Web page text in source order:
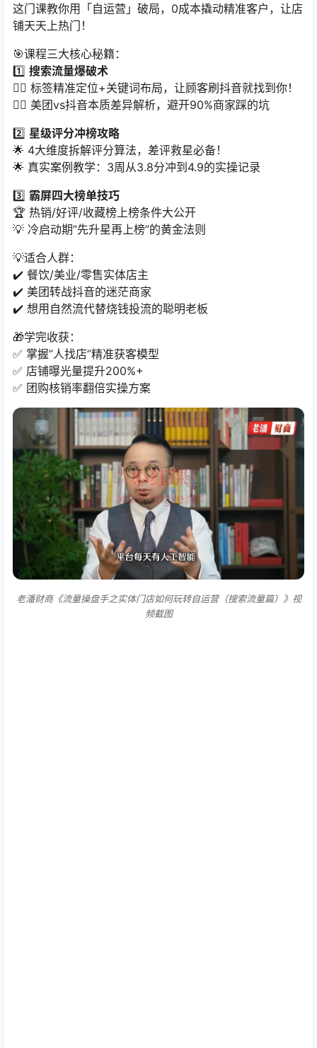
这门课教你用「自运营」破局，0成本撬动精准客户，让店
铺天天上热门！
🎯课程三大核心秘籍：
1️⃣ ​ 搜索流量爆破术
👉🏻 标签精准定位+关键词布局，让顾客刷抖音就找到你！
👉🏻 美团vs抖音本质差异解析，避开90%商家踩的坑
2️⃣ ​ 星级评分冲榜攻略
🌟 4大维度拆解评分算法，差评救星必备！
🌟 真实案例教学：3周从3.8分冲到4.9的实操记录
3️⃣ ​ 霸屏四大榜单技巧
🏆 热销/好评/收藏榜上榜条件大公开
💡 冷启动期”先升星再上榜”的黄金法则
💡适合人群：
✔️ 餐饮/美业/零售实体店主
✔️ 美团转战抖音的迷茫商家
✔️ 想用自然流代替烧钱投流的聪明老板
🎁学完收获：
✅ 掌握”人找店”精准获客模型
✅ 店铺曝光量提升200%+
✅ 团购核销率翻倍实操方案
老潘财商《流量操盘手之实体门店如何玩转自运营（搜索流量篇）》视
频截图